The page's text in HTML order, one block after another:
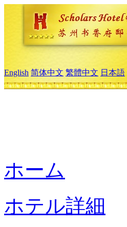
English 简体中文 繁體中文 日本語
ホーム
ホテル詳細